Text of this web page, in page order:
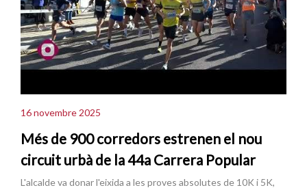
16 novembre 2025
Més de 900 corredors estrenen el nou
circuit urbà de la 44a Carrera Popular
L'alcalde va donar l'eixida a les proves absolutes de 10K i 5K,